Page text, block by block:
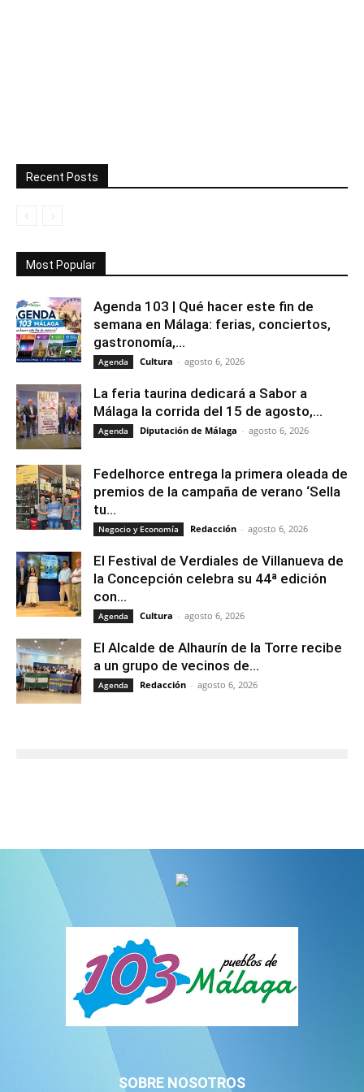
Recent Posts
Most Popular
Agenda 103 | Qué hacer este fin de
semana en Málaga: ferias, conciertos,
gastronomía,...
Agenda Cultura - agosto 6, 2026
La feria taurina dedicará a Sabor a
Málaga la corrida del 15 de agosto,...
Agenda Diputación de Málaga - agosto 6, 2026
Fedelhorce entrega la primera oleada de
premios de la campaña de verano ‘Sella
tu...
Negocio y Economía Redacción - agosto 6, 2026
El Festival de Verdiales de Villanueva de
la Concepción celebra su 44ª edición
con...
Agenda Cultura - agosto 6, 2026
El Alcalde de Alhaurín de la Torre recibe
a un grupo de vecinos de...
Agenda Redacción - agosto 6, 2026
SOBRE NOSOTROS